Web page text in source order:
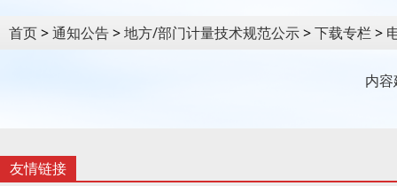
首页>通知公告>地方/部门计量技术规范公示>下载专栏 >
内
友情链接